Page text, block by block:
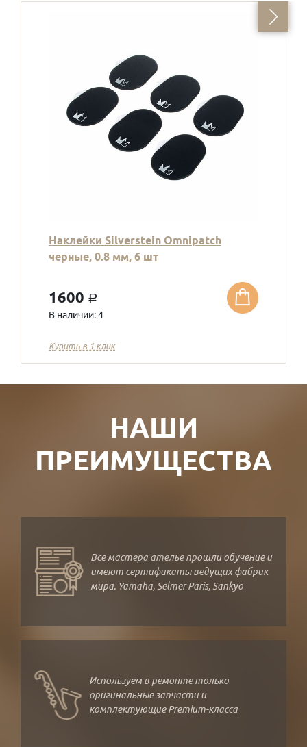
Наклейки Silverstein Omnipatch
черные, 0.8 мм, 6 шт
1600 a
В наличии: 4
Купить в 1 клик
НАШИ
ПРЕИМУЩЕСТВА
Все мастера ателье прошли обучение и
имеют сертификаты ведущих фабрик
мира. Yamaha, Selmer Paris, Sankyo
Используем в ремонте только
оригинальные запчасти и
комплектующие Premium-класса